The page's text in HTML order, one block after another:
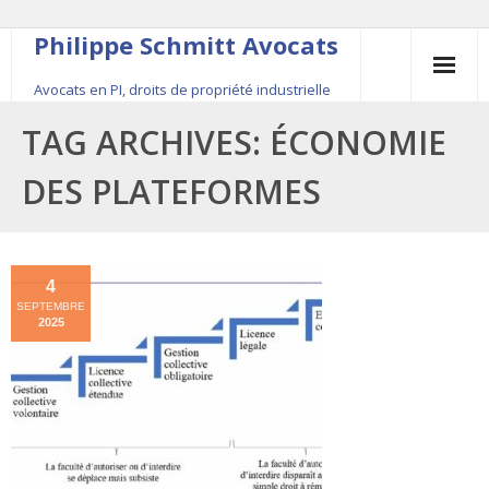
Philippe Schmitt Avocats
Avocats en PI, droits de propriété industrielle
45, rue Saint-Anne, 75001 Paris, +33 (0)1 84 16 35
54
Contact
Le fondateur
Publications
Actualité
TAG ARCHIVES: ÉCONOMIE
DES PLATEFORMES
4
SEPTEMBRE
2025